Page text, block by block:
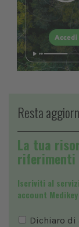
Resta
La tua
riferimenti
Iscriviti al
account Medikey
Dichiaro di